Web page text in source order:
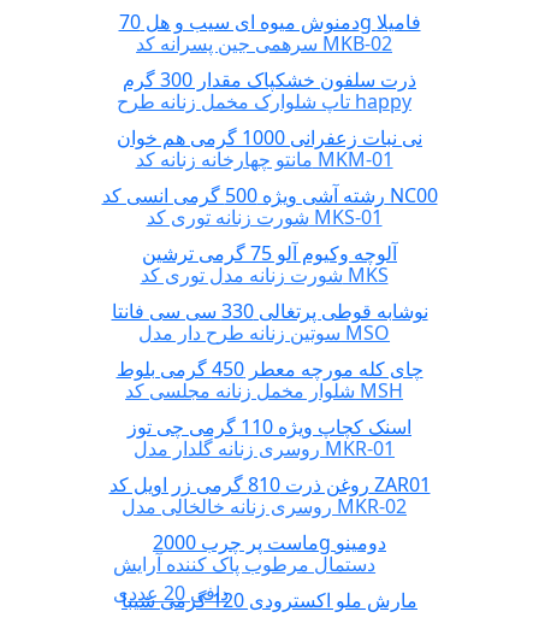
سرهمی جین پسرانه کد MKB-02
تاپ شلوارک مخمل زنانه طرح happy
مانتو چهارخانه زنانه کد MKM-01
شورت زنانه توری کد MKS-01
شورت زنانه مدل توری کد MKS
سوتین زنانه طرح دار مدل MSO
شلوار مخمل زنانه مجلسی کد MSH
روسری زنانه گلدار مدل MKR-01
روسری زنانه خالخالی مدل MKR-02
دستمال مرطوب پاک کننده آرایش
دافی 20 عددی
دمنوش میوه ای سیب و هل 70g فامیلا
ذرت سلفون خشکپاک مقدار 300 گرم
نی نبات زعفرانی 1000 گرمی هم خوان
رشته آشی ویژه 500 گرمی انسی کد NC00
آلوچه وکیوم آلو 75 گرمی ترشین
نوشابه قوطی پرتغالی 330 سی سی فانتا
چای کله مورچه معطر 450 گرمی بلوط
اسنک کچاپ ویژه 110 گرمی چی توز
روغن ذرت 810 گرمی زر اویل کد ZAR01
ماست پر چرب 2000g دومینو
مارش ملو اکسترودی 120 گرمی شیبا